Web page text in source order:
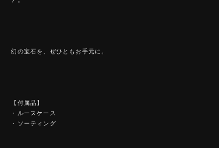
幻の宝石を、ぜひともお手元に。
【付属品】
・ルースケース
・ソーティング